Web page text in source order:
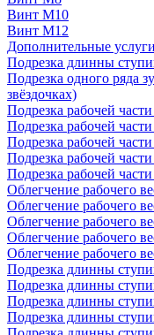
Винт М10
Винт М12
Дополнительные
Подрезка длинны
Подрезка одного ряда
звёздочках)
Подрезка рабочей
Подрезка рабочей
Подрезка рабочей
Подрезка рабочей
Подрезка рабочей
Облегчение рабочего
Облегчение рабочего
Облегчение рабочего
Облегчение рабочего
Облегчение рабочего
Подрезка длинны
Подрезка длинны
Подрезка длинны
Подрезка длинны